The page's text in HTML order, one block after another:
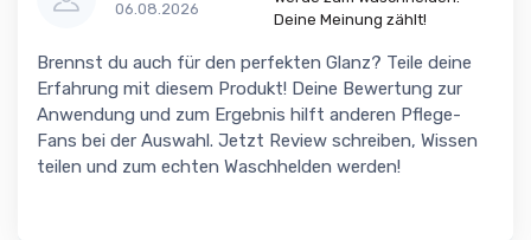
06.08.2026
Deine Meinung zählt!
Brennst du auch für den perfekten Glanz? Teile deine
Erfahrung mit diesem Produkt! Deine Bewertung zur
Anwendung und zum Ergebnis hilft anderen Pflege-
Fans bei der Auswahl. Jetzt Review schreiben, Wissen
teilen und zum echten Waschhelden werden!